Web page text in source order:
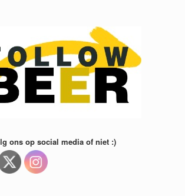
ons op social media of niet :)